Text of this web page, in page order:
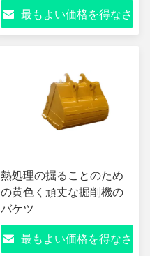
最もよい価格を得なさ
熱処理の掘ることのため
の黄色く頑丈な掘削機の
バケツ
最もよい価格を得なさ